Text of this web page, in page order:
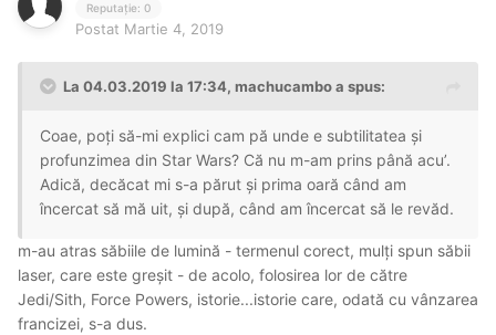
Reputație: 0
Postat Martie 4, 2019
La 04.03.2019 la 17:34, machucambo a spus:
Coae, poți să-mi explici cam pă unde e subtilitatea și
profunzimea din Star Wars? Că nu m-am prins până acu’.
Adică, decăcat mi s-a părut și prima oară când am
încercat să mă uit, și după, când am încercat să le revăd.
m-au atras săbiile de lumină - termenul corect, mulți spun săbii
laser, care este greșit - de acolo, folosirea lor de către
Jedi/Sith, Force Powers, istorie...istorie care, odată cu vânzarea
francizei, s-a dus.